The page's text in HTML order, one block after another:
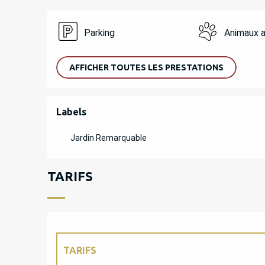
Parking Animaux
AFFICHER TOUTES LES PRESTATIONS
OFFRES DE
Labels
Labels
Jardin Remarquable
TARIFS
TARIFS